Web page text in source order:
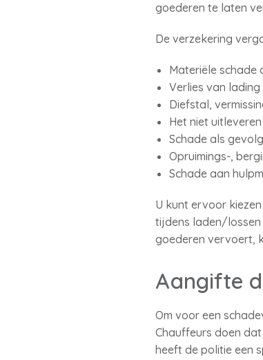
goederen te laten
De verzekering
Materiële schade
Verlies van lading
Diefstal,
Het niet
Schade als
Opruimings-,
Schade aan
U kunt ervoor
tijdens laden/lossen
goederen vervoert,
Aangifte
Om voor een
Chauffeurs doen
heeft de politie een